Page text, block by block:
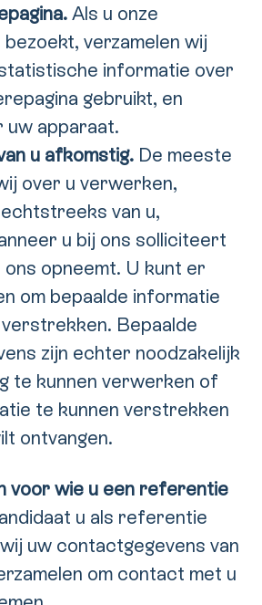
Als u onze
verzamelen wij
informatie over
gebruikt, en
uw apparaat.
u afkomstig. De meeste
over u verwerken,
van u,
u bij ons solliciteert
opneemt. U kunt er
om bepaalde informatie
Bepaalde
zijn echter noodzakelijk
te kunnen verwerken of
te kunnen verstrekken
ontvangen.
voor wie u een referentie
u als referentie
uw contactgegevens van
om contact met u